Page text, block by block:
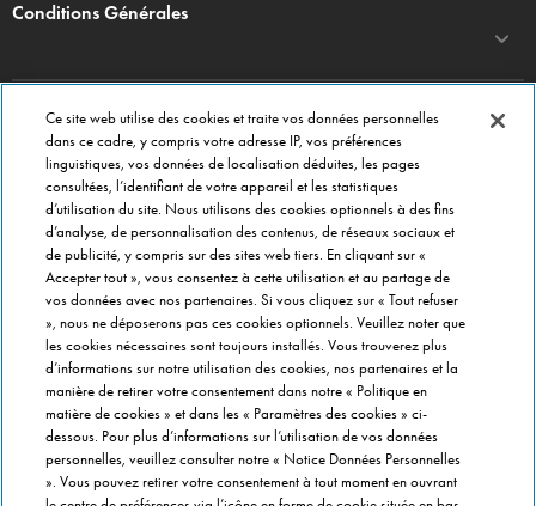
Conditions Générales
DOMINO'S PIZZA
Commander en ligne
A propos de Domino's
Paramètres des cookies
CONTACT
Service Clients
Siège social
Gérer vos préférences
FRANCHISÉ INFORMATION
Ce site web utilise des cookies et traite vos données personnelles
dans ce cadre, y compris votre adresse IP, vos préférences
linguistiques, vos données de localisation déduites, les pages
consultées, l’identifiant de votre appareil et les statistiques
d’utilisation du site. Nous utilisons des cookies optionnels à des fins
d’analyse, de personnalisation des contenus, de réseaux sociaux et
de publicité, y compris sur des sites web tiers. En cliquant sur «
Accepter tout », vous consentez à cette utilisation et au partage de
vos données avec nos partenaires. Si vous cliquez sur « Tout refuser
», nous ne déposerons pas ces cookies optionnels. Veuillez noter que
les cookies nécessaires sont toujours installés. Vous trouverez plus
d’informations sur notre utilisation des cookies, nos partenaires et la
manière de retirer votre consentement dans notre « Politique en
matière de cookies » et dans les « Paramètres des cookies » ci-
dessous. Pour plus d’informations sur l’utilisation de vos données
personnelles, veuillez consulter notre « Notice Données Personnelles
». Vous pouvez retirer votre consentement à tout moment en ouvrant